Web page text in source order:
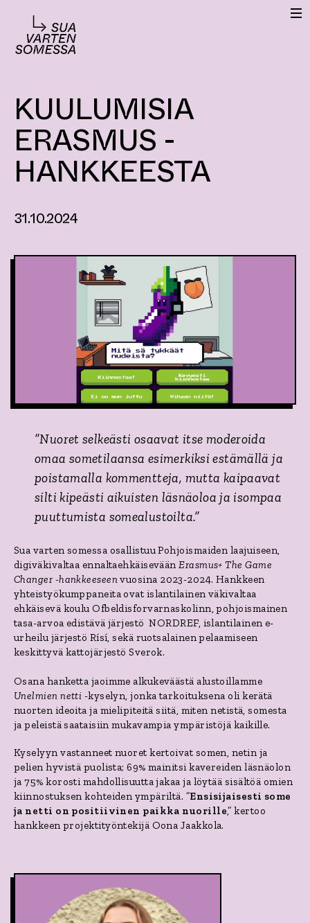
V
KUULUMISIA
ERASMUS -
HANKKEESTA
31.10.2024
”Nuoret selkeästi osaavat itse moderoida
omaa sometilaansa esimerkiksi estämällä ja
poistamalla kommentteja, mutta kaipaavat
silti kipeästi aikuisten läsnäoloa ja isompaa
puuttumista somealustoilta.”
Sua varten somessa osallistuu Pohjoismaiden laajuiseen,
digiväkivaltaa ennaltaehkäiseväänErasmus+ The Game
Changer -hankkeeseenvuosina 2023-2024. Hankkeen
yhteistyökumppaneita ovat islantilainen väkivaltaa
ehkäisevä koulu Ofbeldisforvarnaskolinn, pohjoismainen
tasa-arvoa edistävä järjestö NORDREF, islantilainen e-
urheilu järjestö Rísí, sekä ruotsalainen pelaamiseen
keskittyvä kattojärjestö Sverok.
Osana hanketta jaoimme alkukeväästä alustoillamme
Unelmien netti -kyselyn, jonka tarkoituksena oli kerätä
nuorten ideoita ja mielipiteitä siitä, miten netistä, somesta
ja peleistä saataisiin mukavampia ympäristöjä kaikille.
Kyselyyn vastanneet nuoret kertoivat somen, netin ja
pelien hyvistä puolista; 69% mainitsi kavereiden läsnäolon
ja 75% korosti mahdollisuutta jakaa ja löytää sisältöä omien
kiinnostuksen kohteiden ympäriltä. ”Ensisijaisesti some
ja netti on positiivinen paikka nuorille,” kertoo
hankkeen projektityöntekijä Oona Jaakkola.